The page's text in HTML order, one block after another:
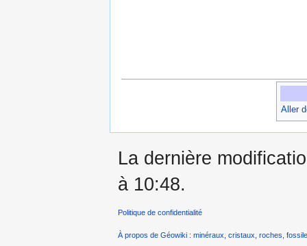
Aller
La dernière
à 10:48.
Politique de confidentialité
À propos de Géowiki : minéraux, cristaux, roches,